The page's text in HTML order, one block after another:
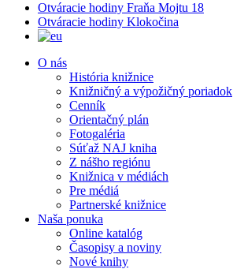
Otváracie hodiny Fraňa Mojtu 18
Otváracie hodiny Klokočina
O nás
História knižnice
Knižničný a výpožičný poriadok
Cenník
Orientačný plán
Fotogaléria
Súťaž NAJ kniha
Z nášho regiónu
Knižnica v médiách
Pre médiá
Partnerské knižnice
Naša ponuka
Online katalóg
Časopisy a noviny
Nové knihy